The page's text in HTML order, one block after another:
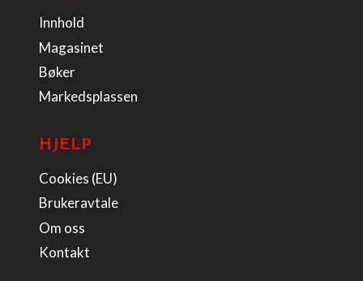
Innhold
Magasinet
Bøker
Markedsplassen
HJELP
Cookies (EU)
Brukeravtale
Om oss
Kontakt